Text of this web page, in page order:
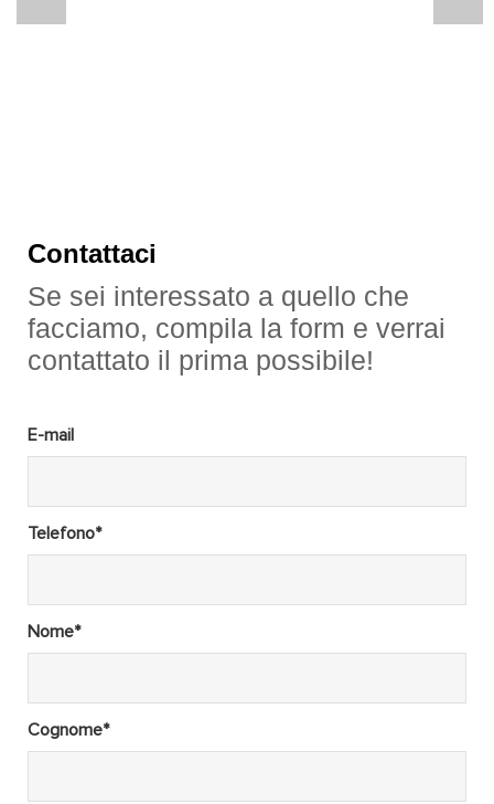
Contattaci
Se sei interessato a quello che
facciamo, compila la form e verrai
contattato il prima possibile!
E-mail
Telefono*
Nome*
Cognome*